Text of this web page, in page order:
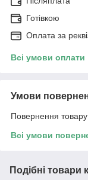
Готівкою
Оплата за
Всі умови оплати
Умови
Повернення
Всі умови
Подібні товари